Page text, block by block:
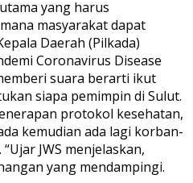
yang harus
masyarakat dapat
Daerah (Pilkada)
Coronavirus Disease
suara berarti ikut
siapa pemimpin di Sulut.
protokol kesehatan,
kemudian ada lagi korban-
JWS menjelaskan,
yang mendampingi.